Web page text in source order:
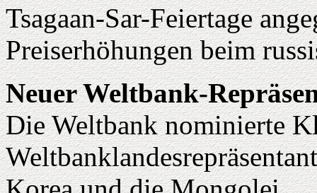
Tsagaan-Sar-Feiertage
Preiserhöhungen beim
Neuer Weltbank-
Die Weltbank nominierte